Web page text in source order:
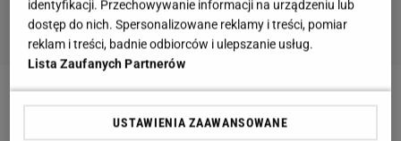
identyfikacji. Przechowywanie informacji na urządzeniu lub
dostęp do nich. Spersonalizowane reklamy i treści, pomiar
reklam i treści, badnie odbiorców i ulepszanie usług.
Lista Zaufanych Partnerów
USTAWIENIA ZAAWANSOWANE